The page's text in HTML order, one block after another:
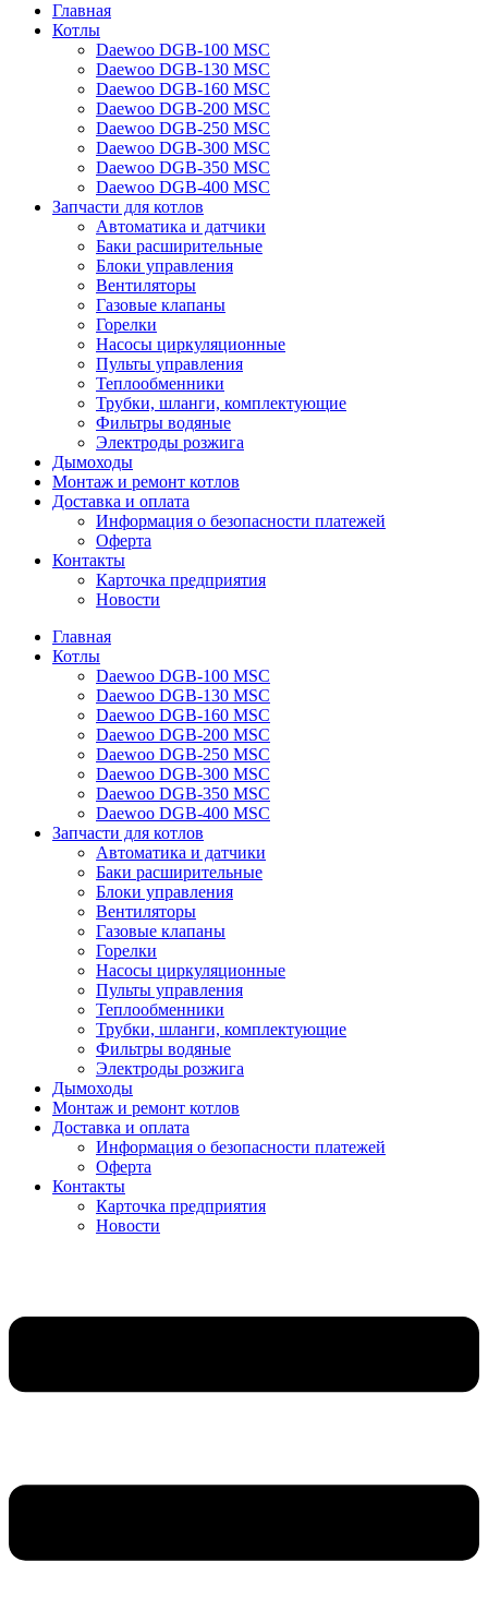
Главная
Котлы
Daewoo DGB-100 MSC
Daewoo DGB-130 MSC
Daewoo DGB-160 MSC
Daewoo DGB-200 MSC
Daewoo DGB-250 MSC
Daewoo DGB-300 MSC
Daewoo DGB-350 MSC
Daewoo DGB-400 MSC
Запчасти для котлов
Автоматика и датчики
Баки расширительные
Блоки управления
Вентиляторы
Газовые клапаны
Горелки
Насосы циркуляционные
Пульты управления
Теплообменники
Трубки, шланги, комплектующие
Фильтры водяные
Электроды розжига
Дымоходы
Монтаж и ремонт котлов
Доставка и оплата
Информация о безопасности платежей
Оферта
Контакты
Карточка предприятия
Новости
Главная
Котлы
Daewoo DGB-100 MSC
Daewoo DGB-130 MSC
Daewoo DGB-160 MSC
Daewoo DGB-200 MSC
Daewoo DGB-250 MSC
Daewoo DGB-300 MSC
Daewoo DGB-350 MSC
Daewoo DGB-400 MSC
Запчасти для котлов
Автоматика и датчики
Баки расширительные
Блоки управления
Вентиляторы
Газовые клапаны
Горелки
Насосы циркуляционные
Пульты управления
Теплообменники
Трубки, шланги, комплектующие
Фильтры водяные
Электроды розжига
Дымоходы
Монтаж и ремонт котлов
Доставка и оплата
Информация о безопасности платежей
Оферта
Контакты
Карточка предприятия
Новости